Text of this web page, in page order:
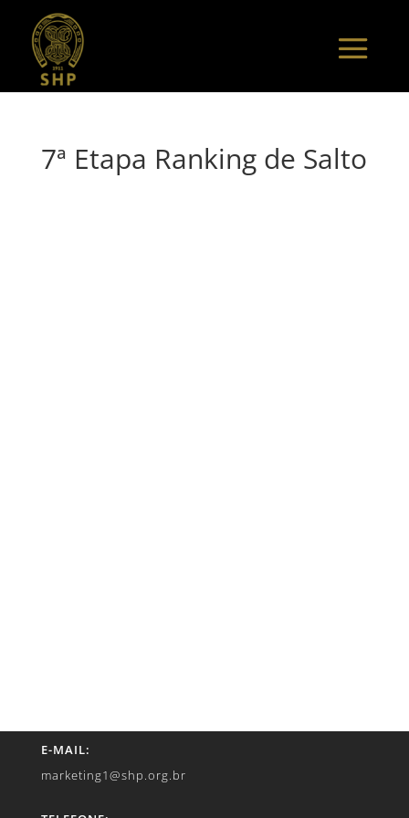
7ª Etapa Ranking de Salto
E-MAIL:
marketing1@shp.org.br